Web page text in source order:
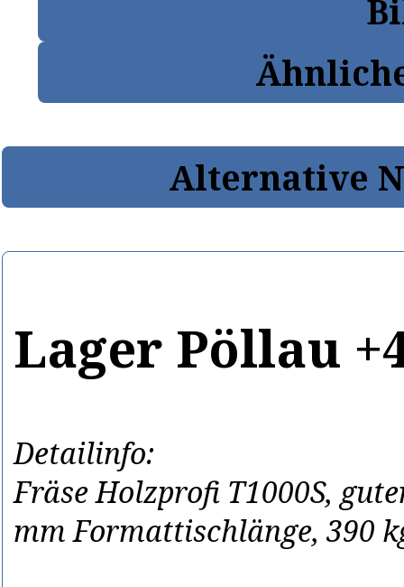
Alternative
Lager Pöllau
Detailinfo:
Fräse Holzprofi T1000S,
mm Formattischlänge, 390